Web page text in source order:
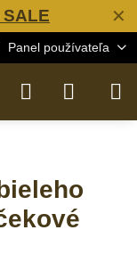
✕
SALE
Panel používateľa